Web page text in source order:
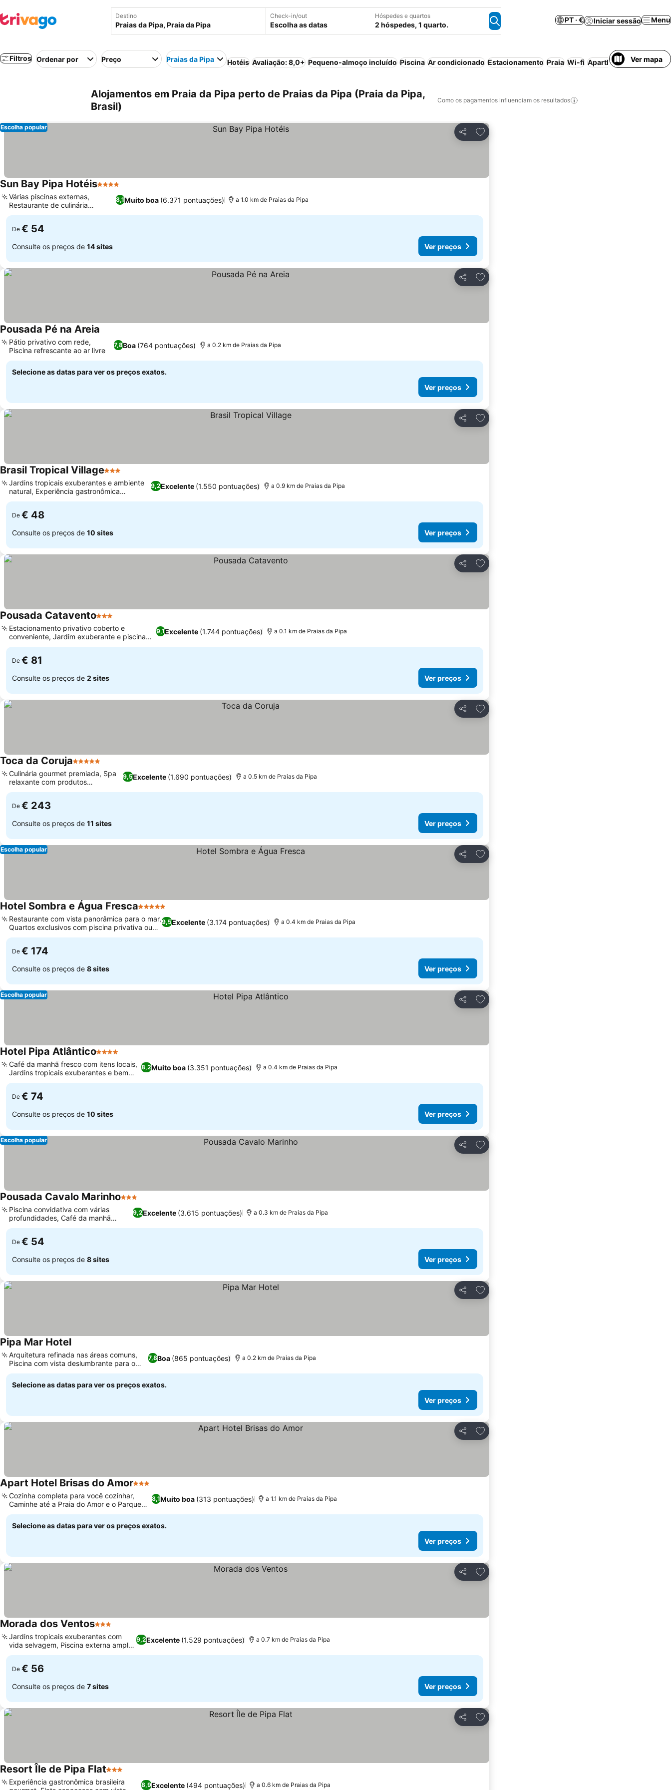
Destino Check-in/out
Escolha as datas
Hóspedes e quartos
2 hóspedes, 1 quarto.
PT · € Iniciar sessão Menu
Filtros Ordenar por Preço Praias da Pipa Hotéis Avaliação: 8,0+ Pequeno-almoço incluído Piscina Ar condicionado Estacionamento Praia Wi-fi Aparthotel Resort
Ver mapa
Alojamentos em Praia da Pipa perto de Praias da Pipa (Praia da Pipa,
Brasil)
Como os pagamentos influenciam os resultados
Partilhar
Adicionar aos favoritos
Escolha popular
Sun Bay Pipa Hotéis4 Estrelas
8,1Muito boa (6.371 pontuações)
Várias piscinas externas,
Restaurante de culinária
internacional
a 1.0 km de Praias da Pipa
De € 54
Consulte os preços de 14 sites Ver preços
Partilhar
Adicionar aos favoritos
Pousada Pé na Areia
7,8Boa (764 pontuações)
Pátio privativo com rede,
Piscina refrescante ao ar livre
a 0.2 km de Praias da Pipa
Selecione as datas para ver os preços exatos.
Ver preços
Partilhar
Adicionar aos favoritos
Brasil Tropical Village3 Estrelas
9,2Excelente (1.550 pontuações)
Jardins tropicais exuberantes e ambiente
natural, Experiência gastronômica
brasileira autêntica
a 0.9 km de Praias da Pipa
De € 48
Consulte os preços de 10 sites Ver preços
Partilhar
Adicionar aos favoritos
Pousada Catavento3 Estrelas
9,1Excelente (1.744 pontuações)
Estacionamento privativo coberto e
conveniente, Jardim exuberante e piscina
convidativa ao ar livre
a 0.1 km de Praias da Pipa
De € 81
Consulte os preços de 2 sites Ver preços
Partilhar
Adicionar aos favoritos
Toca da Coruja5 Estrelas
9,5Excelente (1.690 pontuações)
Culinária gourmet premiada, Spa
relaxante com produtos
L'Occitane
a 0.5 km de Praias da Pipa
De € 243
Consulte os preços de 11 sites Ver preços
Partilhar
Adicionar aos favoritos
Escolha popular
Hotel Sombra e Água Fresca5 Estrelas
9,5Excelente (3.174 pontuações)
Restaurante com vista panorâmica para o mar,
Quartos exclusivos com piscina privativa ou
hidromassagem
a 0.4 km de Praias da Pipa
De € 174
Consulte os preços de 8 sites Ver preços
Partilhar
Adicionar aos favoritos
Escolha popular
Hotel Pipa Atlântico4 Estrelas
8,2Muito boa (3.351 pontuações)
Café da manhã fresco com itens locais,
Jardins tropicais exuberantes e bem
cuidados
a 0.4 km de Praias da Pipa
De € 74
Consulte os preços de 10 sites Ver preços
Partilhar
Adicionar aos favoritos
Escolha popular
Pousada Cavalo Marinho3 Estrelas
9,2Excelente (3.615 pontuações)
Piscina convidativa com várias
profundidades, Café da manhã
regional fresco
a 0.3 km de Praias da Pipa
De € 54
Consulte os preços de 8 sites Ver preços
Partilhar
Adicionar aos favoritos
Pipa Mar Hotel
7,8Boa (865 pontuações)
Arquitetura refinada nas áreas comuns,
Piscina com vista deslumbrante para o
mar
a 0.2 km de Praias da Pipa
Selecione as datas para ver os preços exatos.
Ver preços
Partilhar
Adicionar aos favoritos
Apart Hotel Brisas do Amor3 Estrelas
8,1Muito boa (313 pontuações)
Cozinha completa para você cozinhar,
Caminhe até a Praia do Amor e o Parque
do Chapadão
a 1.1 km de Praias da Pipa
Selecione as datas para ver os preços exatos.
Ver preços
Partilhar
Adicionar aos favoritos
Morada dos Ventos3 Estrelas
9,2Excelente (1.529 pontuações)
Jardins tropicais exuberantes com
vida selvagem, Piscina externa ampla
e limpa
a 0.7 km de Praias da Pipa
De € 56
Consulte os preços de 7 sites Ver preços
Partilhar
Adicionar aos favoritos
Resort Île de Pipa Flat3 Estrelas
8,9Excelente (494 pontuações)
Experiência gastronômica brasileira
a 0.6 km de Praias da Pipa